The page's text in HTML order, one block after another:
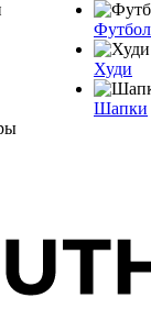
Худи
Шапки